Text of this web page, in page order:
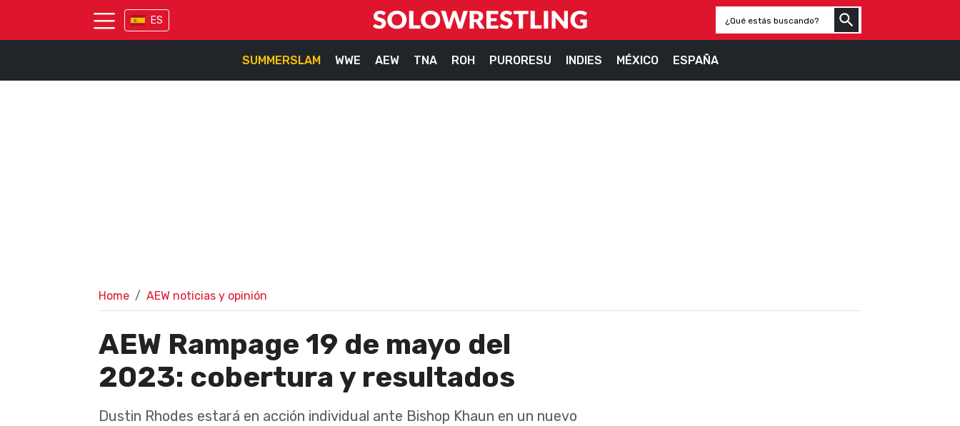
ES
SUMMERSLAM WWE AEW TNA ROH PURORESU INDIES MÉXICO ESPAÑA
Home AEW noticias y opinión
AEW Rampage 19 de mayo del
2023: cobertura y resultados
Dustin Rhodes estará en acción individual ante Bishop Khaun en un nuevo